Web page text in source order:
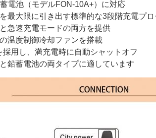
電池（モデルFON-10A+）に対応
最大限に引き出す標準的な3段階充電プロ
急速充電モードの両方を提供
温度制御冷却ファンを搭載
採用し、満充電時に自動シャットオフ
鉛蓄電池の両タイプに適しています